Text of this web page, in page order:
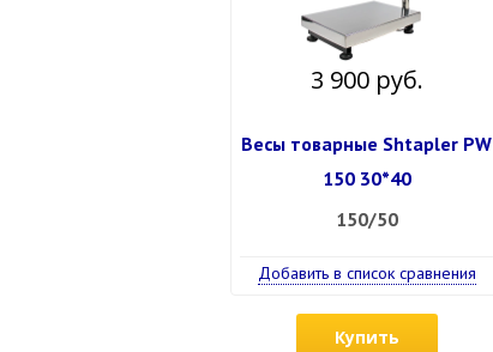
3 900 руб.
Весы товарные Shtapler PW
150 30*40
150/50
Добавить в список сравнения
Купить